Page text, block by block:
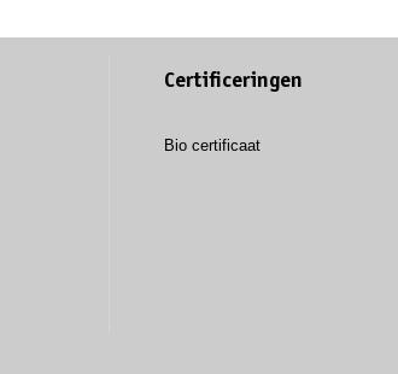
Certificeringen
Bio certificaat